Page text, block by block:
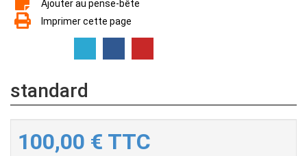
Ajouter au pense-bête
Imprimer cette page
standard
100,00 € TTC